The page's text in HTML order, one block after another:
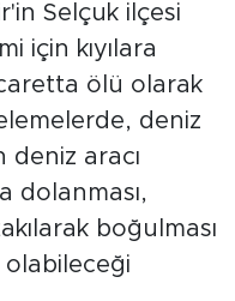
Selçuk ilçesi
için kıyılara
ölü olarak
deniz
deniz aracı
dolanması,
boğulması
olabileceği